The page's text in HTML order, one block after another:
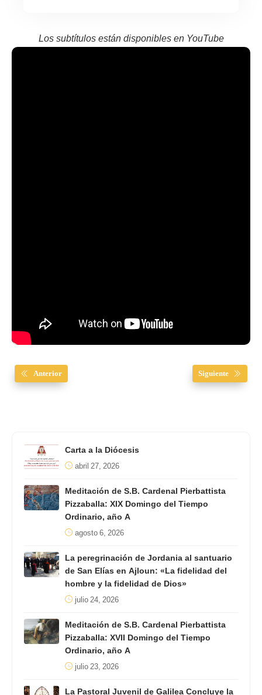
Los subtítulos están disponibles en YouTube
Anterior Siguiente
Carta a la Diócesis
abril 27, 2026
Meditación de S.B. Cardenal Pierbattista
Pizzaballa: XIX Domingo del Tiempo
Ordinario, año A
agosto 6, 2026
La peregrinación de Jordania al santuario
de San Elías en Ajloun: «La fidelidad del
hombre y la fidelidad de Dios»
julio 24, 2026
Meditación de S.B. Cardenal Pierbattista
Pizzaballa: XVII Domingo del Tiempo
Ordinario, año A
julio 23, 2026